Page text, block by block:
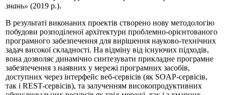
знань» (2019 р.).
В результаті виконаних проектів створено нову методологію
побудови розподіленої архітектури проблемно-орієнтованого
програмного забезпечення для вирішення науково-технічних
задач високої складності. На відміну від існуючих підходів,
вона дозволяє динамічно синтезувати прикладне програмне
забезпечення з наявних у мережі програмних засобів,
доступних через інтерфейс веб-сервісів (як SOAP-сервісів,
так і REST-сервісів), та залученням високопродуктивних